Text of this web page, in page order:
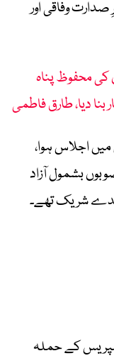
وفاقی اور
کی محفوظ پناہ
دیا، طارق فاطمی
میں اجلاس ہوا،
بشمول آزاد
شریک تھے۔
کے حملہ